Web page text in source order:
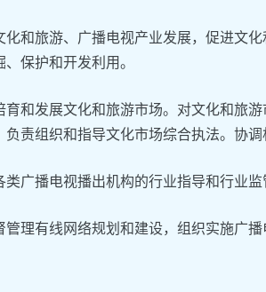
化和旅游、广播电视产业发展，促进文
保护和开发利用。
育和发展文化和旅游市场。对文化和旅
责组织和指导文化市场综合执法。协调
类广播电视播出机构的行业指导和行业监
管理有线网络规划和建设，组织实施广